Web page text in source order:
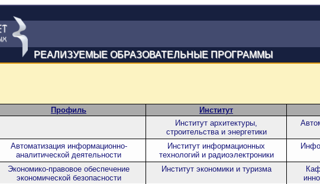
РЕАЛИЗУЕМЫЕ ОБРАЗОВАТЕЛЬНЫЕ ПРОГРАММЫ
Профиль
Институт
Институт архитектуры,
строительства и энергетики
Автоматизация информационно-
аналитической деятельности
Институт информационных
технологий и радиоэлектроники
Экономико-правовое обеспечение
экономической безопасности
Институт экономики и туризма